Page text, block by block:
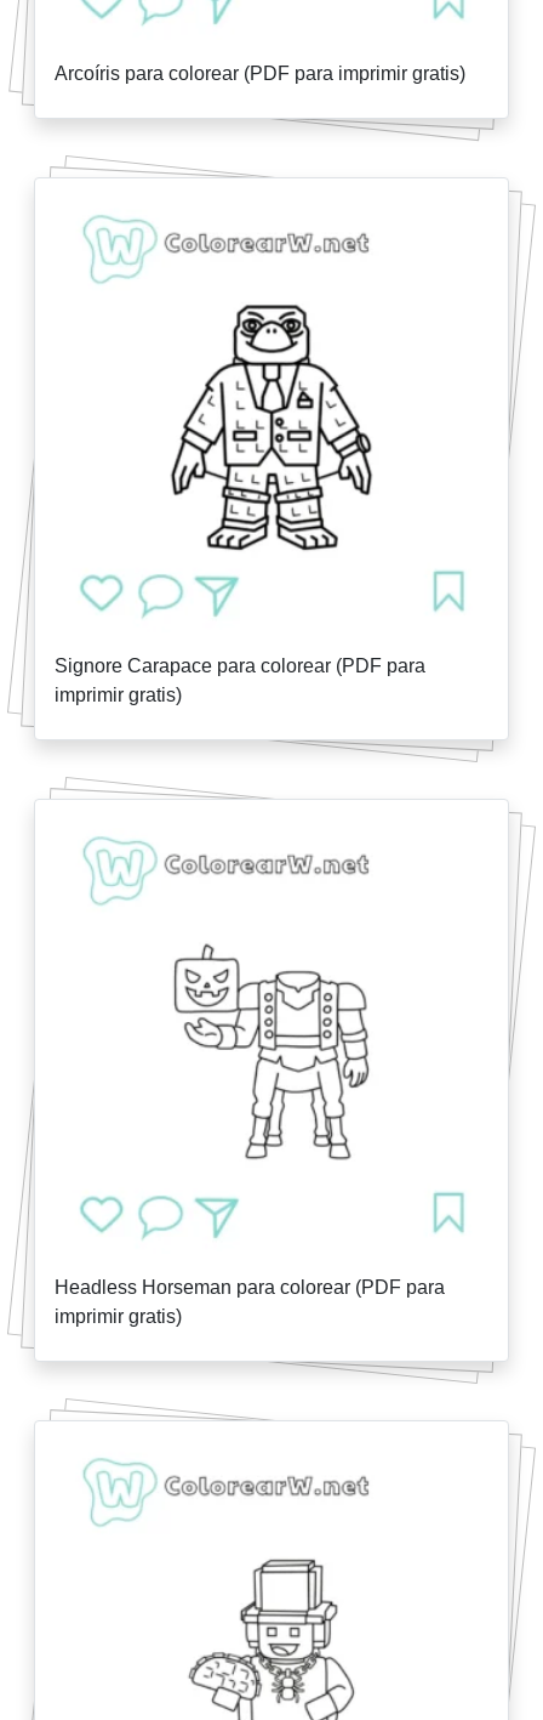
Arcoíris para colorear (PDF para imprimir gratis)
Signore Carapace para colorear (PDF para
imprimir gratis)
Headless Horseman para colorear (PDF para
imprimir gratis)